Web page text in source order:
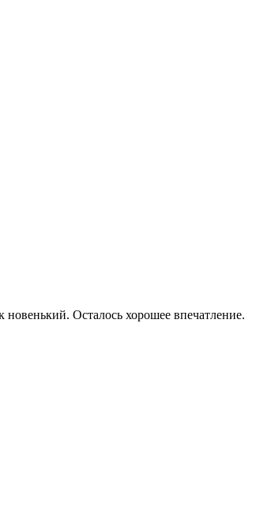
новенький. Осталось хорошее впечатление.